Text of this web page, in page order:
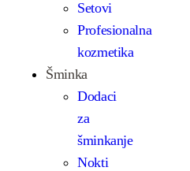
Setovi
Profesionalna
kozmetika
Šminka
Dodaci
za
šminkanje
Nokti